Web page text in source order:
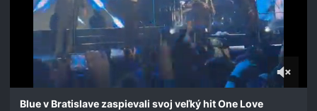
seconds
Blue v Bratislave zaspievali svoj veľký hit One Love